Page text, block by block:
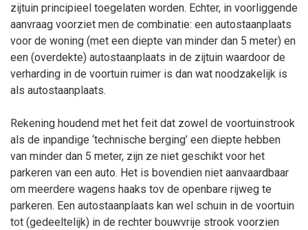
zijtuin principieel toegelaten worden. Echter, in voorliggende
aanvraag voorziet men de combinatie: een autostaanplaats
voor de woning (met een diepte van minder dan 5 meter) en
een (overdekte) autostaanplaats in de zijtuin waardoor de
verharding in de voortuin ruimer is dan wat noodzakelijk is
als autostaanplaats.
Rekening houdend met het feit dat zowel de voortuinstrook
als de inpandige ‘technische berging’ een diepte hebben
van minder dan 5 meter, zijn ze niet geschikt voor het
parkeren van een auto. Het is bovendien niet aanvaardbaar
om meerdere wagens haaks tov de openbare rijweg te
parkeren. Een autostaanplaats kan wel schuin in de voortuin
tot (gedeeltelijk) in de rechter bouwvrije strook voorzien